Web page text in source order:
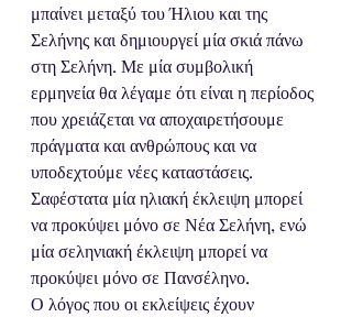
μπαίνει μεταξύ του Ήλιου και της
Σελήνης και δημιουργεί μία σκιά πάνω
στη Σελήνη. Με μία συμβολική
ερμηνεία θα λέγαμε ότι είναι η περίοδος
που χρειάζεται να αποχαιρετήσουμε
πράγματα και ανθρώπους και να
υποδεχτούμε νέες καταστάσεις.
Σαφέστατα μία ηλιακή έκλειψη μπορεί
να προκύψει μόνο σε Νέα Σελήνη, ενώ
μία σεληνιακή έκλειψη μπορεί να
προκύψει μόνο σε Πανσέληνο.
Ο λόγος που οι εκλείψεις έχουν